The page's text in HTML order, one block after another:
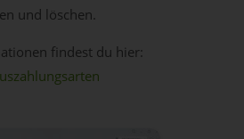
und löschen.
findest du hier: